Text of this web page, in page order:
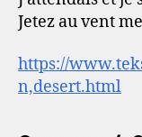
Jetez au vent
https://
n,desert.html